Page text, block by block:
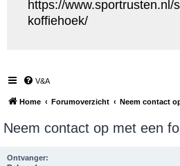
https://www.sportrusten.nl/
koffiehoek/
V&A
Home Forumoverzicht Neem contact
Neem contact op met een
Ontvanger: